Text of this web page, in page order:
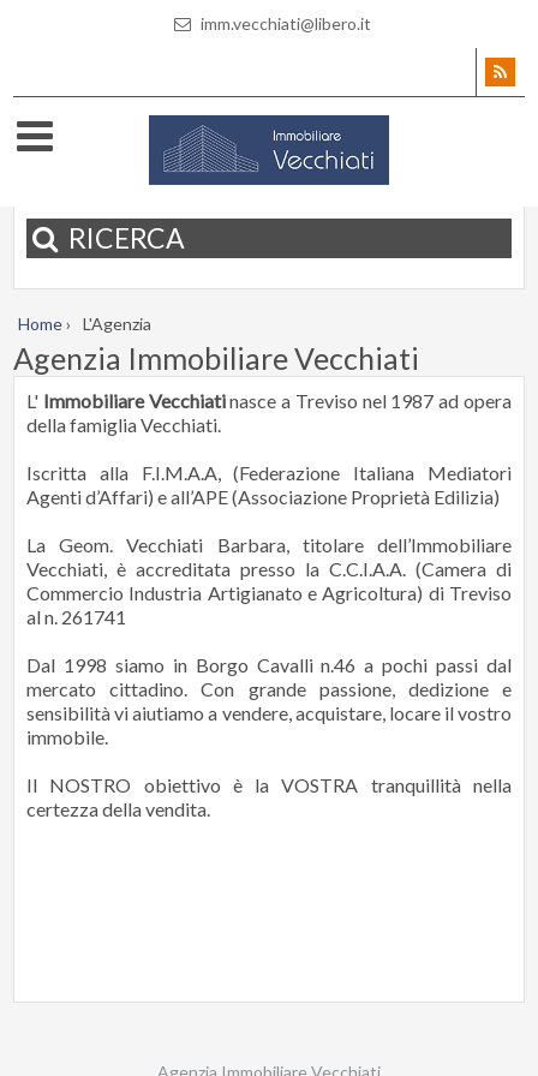
imm.vecchiati@libero.it
RICERCA
Home› L'Agenzia
Agenzia Immobiliare Vecchiati
L' Immobiliare Vecchiatinasce a Treviso nel 1987 ad opera
della famiglia Vecchiati.
Iscritta alla F.I.M.A.A, (Federazione Italiana Mediatori
Agenti d’Affari) e all’APE (Associazione Proprietà Edilizia)
La Geom. Vecchiati Barbara, titolare dell’Immobiliare
Vecchiati, è accreditata presso la C.C.I.A.A. (Camera di
Commercio Industria Artigianato e Agricoltura) di Treviso
al n. 261741
Dal 1998 siamo in Borgo Cavalli n.46 a pochi passi dal
mercato cittadino. Con grande passione, dedizione e
sensibilità vi aiutiamo a vendere, acquistare, locare il vostro
immobile.
Il NOSTRO obiettivo è la VOSTRA tranquillità nella
certezza della vendita.
Agenzia Immobiliare Vecchiati